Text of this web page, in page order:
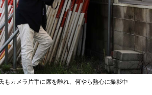
もカメラ片手に席を離れ、何やら熱心に撮影中